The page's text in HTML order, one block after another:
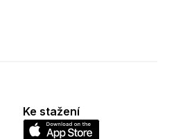
Ke stažení